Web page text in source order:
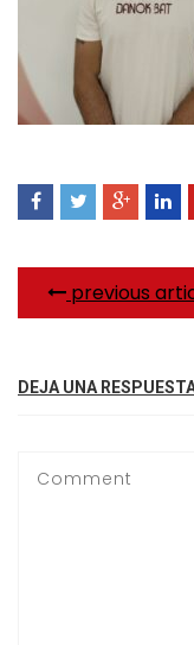
previous
DEJA UNA